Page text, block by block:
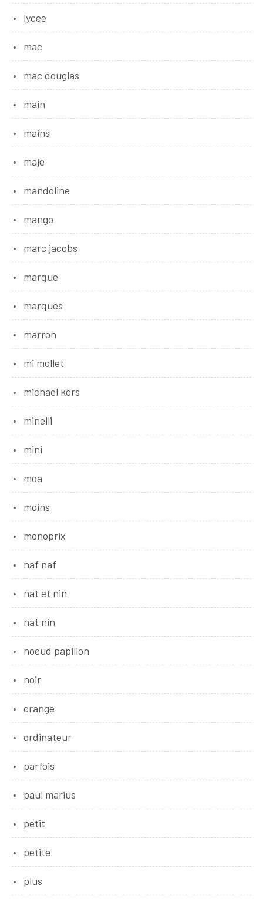
lycee
mac
mac douglas
main
mains
maje
mandoline
mango
marc jacobs
marque
marques
marron
mi mollet
michael kors
minelli
mini
moa
moins
monoprix
naf naf
nat et nin
nat nin
noeud papillon
noir
orange
ordinateur
parfois
paul marius
petit
petite
plus